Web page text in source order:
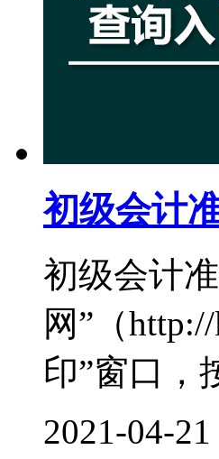
初级会计
初级会计
网”（
印”窗口，
2021-04-21